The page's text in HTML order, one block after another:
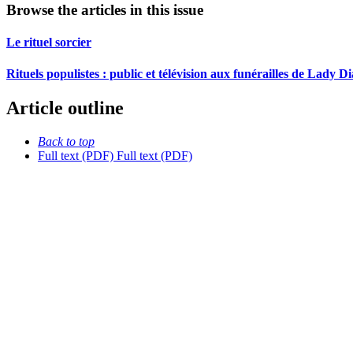
Browse the articles in this issue
Le rituel sorcier
Rituels populistes : public et télévision aux funérailles de Lady
Article outline
Back to top
Full text (PDF) Full text (PDF)